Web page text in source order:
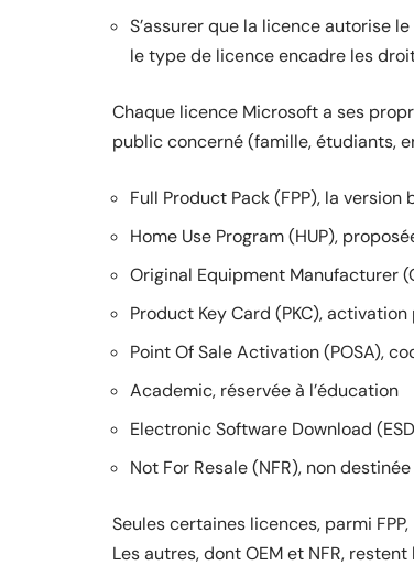
S’assurer que la licence autorise
le type de licence encadre les
Chaque licence Microsoft a ses
public concerné (famille, étudiants,
Full Product Pack (FPP), la version
Home Use Program (HUP),
Original Equipment Manufacturer
Product Key Card (PKC),
Point Of Sale Activation (POSA),
Academic, réservée à l’éducation
Electronic Software Download
Not For Resale (NFR), non
Seules certaines licences, parmi FPP,
Les autres, dont OEM et NFR,